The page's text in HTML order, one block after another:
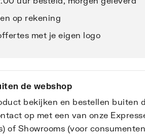
op rekening
met je eigen logo
de webshop
bekijken en bestellen buiten
op met een van onze
of Showrooms (voor